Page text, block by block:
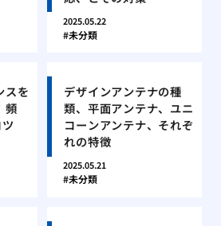
2025.05.22
未分類
スを
頻
デザインアンテナの種
類、平面アンテナ、ユニ
コーンアンテナ、それぞ
れの特徴
2025.05.21
未分類